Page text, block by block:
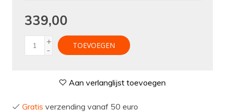
339,00
+
-
TOEVOEGEN
Aan verlanglijst toevoegen
Gratis verzending vanaf 50 euro